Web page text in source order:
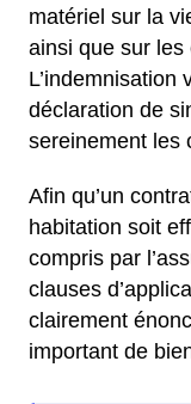
matériel sur la
ainsi que sur les
L’indemnisation
déclaration de
sereinement les
Afin qu’un
habitation soit
compris par
clauses
clairement
important de